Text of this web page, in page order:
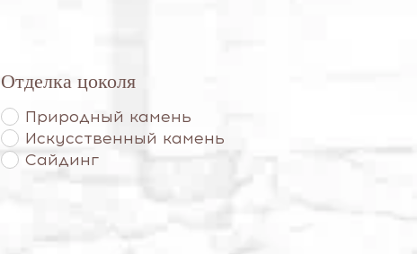
Отделка цоколя
Природный камень
Искусственный камень
Сайдинг